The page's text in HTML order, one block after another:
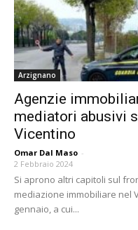
Arzignano
Agenzie
mediatori abusivi
Vicentino
Omar Dal Maso -
2 Febbraio 2024
Si aprono altri capitoli sul
mediazione immobiliare nel
gennaio, a cui...